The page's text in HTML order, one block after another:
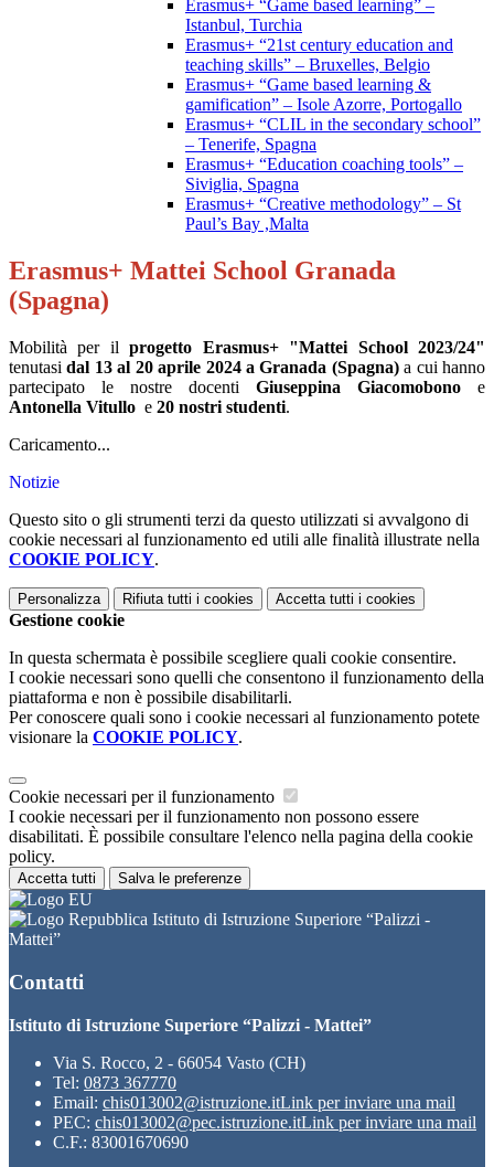
Erasmus+ “Game based learning” –
Istanbul, Turchia
Erasmus+ “21st century education and
teaching skills” – Bruxelles, Belgio
Erasmus+ “Game based learning &
gamification” – Isole Azorre, Portogallo
Erasmus+ “CLIL in the secondary school”
– Tenerife, Spagna
Erasmus+ “Education coaching tools” –
Siviglia, Spagna
Erasmus+ “Creative methodology” – St
Paul’s Bay ,Malta
Erasmus+ Mattei School Granada
(Spagna)
Mobilità per ilprogetto Erasmus+ "Mattei School 2023/24"
tenutasidal 13 al 20 aprile 2024 a Granada (Spagna)a cui hanno
partecipato le nostre docenti Giuseppina Giacomobono e
Antonella Vitullo e 20 nostri studenti.
Caricamento...
Notizie
Questo sito o gli strumenti terzi da questo utilizzati si avvalgono di
cookie necessari al funzionamento ed utili alle finalità illustrate nella
COOKIE POLICY.
Personalizza Rifiuta tutti i cookies Accetta tutti i cookies
Gestione cookie
In questa schermata è possibile scegliere quali cookie consentire.
I cookie necessari sono quelli che consentono il funzionamento della
piattaforma e non è possibile disabilitarli.
Per conoscere quali sono i cookie necessari al funzionamento potete
visionare la COOKIE POLICY.
Cookie necessari per il funzionamento
I cookie necessari per il funzionamento non possono essere
disabilitati. È possibile consultare l'elenco nella pagina della cookie
policy.
Accetta tutti Salva le preferenze
Istituto di Istruzione Superiore “Palizzi -
Mattei”
Contatti
Istituto di Istruzione Superiore “Palizzi - Mattei”
Via S. Rocco, 2 - 66054 Vasto (CH)
Tel: 0873 367770
Email: chis013002@istruzione.itLink per inviare una mail
PEC: chis013002@pec.istruzione.itLink per inviare una mail
C.F.: 83001670690